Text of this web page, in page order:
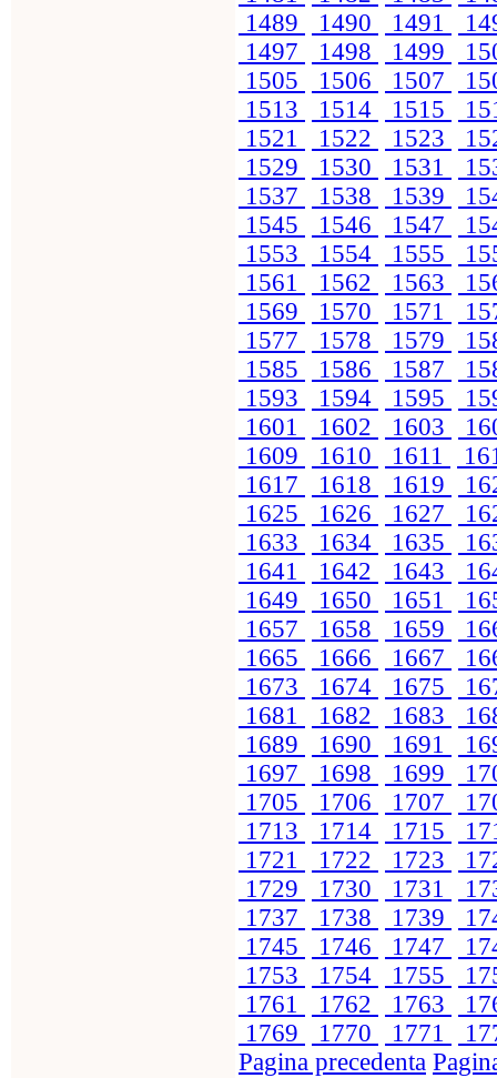
1489
1490 1491
1497
1498 1499
1505
1506 1507
1513
1514 1515
1521
1522 1523
1529
1530 1531
1537
1538 1539
1545
1546 1547
1553
1554 1555
1561
1562 1563
1569
1570 1571
1577
1578 1579
1585
1586 1587
1593
1594 1595
1601
1602 1603
1609
1610 1611
1617
1618 1619
1625
1626 1627
1633
1634 1635
1641
1642 1643
1649
1650 1651
1657
1658 1659
1665
1666 1667
1673
1674 1675
1681
1682 1683
1689
1690 1691
1697
1698 1699
1705
1706 1707
1713
1714 1715
1721
1722 1723
1729
1730 1731
1737
1738 1739
1745
1746 1747
1753
1754 1755
1761
1762 1763
1769
1770 1771
Pagina precedenta